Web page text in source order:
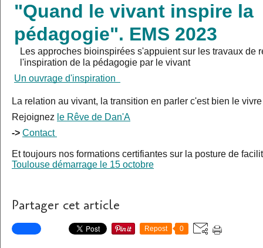
"Quand le vivant inspire la
pédagogie". EMS 2023
Les approches bioinspirées s'appuient sur les travaux de
l'inspiration de la pédagogie par le vivant
Un ouvrage d'inspiration
La relation au vivant, la transition en parler c'est bien le
Rejoignez le Rêve de Dan'A
-> Contact
Et toujours nos formations certifiantes sur la posture de
Toulouse démarrage le 15 octobre
Partager cet article
Repost 0